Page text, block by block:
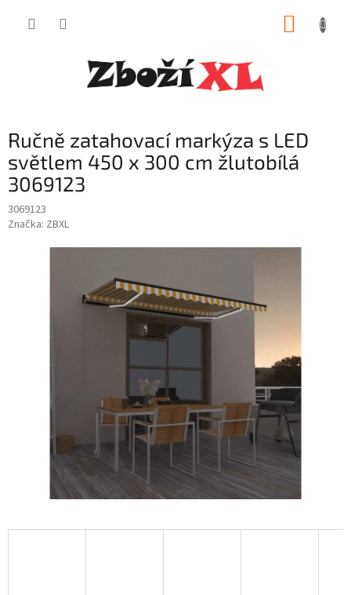
Ručně zatahovací markýza s LED
světlem 450 x 300 cm žlutobílá
3069123
3069123
Značka: ZBXL